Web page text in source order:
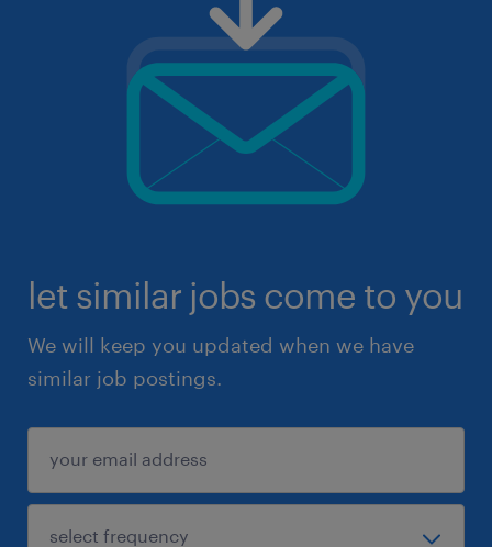
let similar jobs come to you
We will keep you updated when we have
similar job postings.